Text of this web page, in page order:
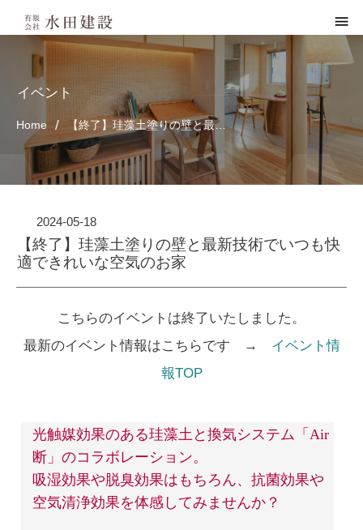
イベント
Home / 【終了】珪藻土塗りの壁と最新技術でいつも快適できれいな空気のお家
2024-05-18
【終了】珪藻土塗りの壁と最新技術でいつも快
適できれいな空気のお家
こちらのイベントは終了いたしました。
最新のイベント情報はこちらです → イベント情
報TOP
光触媒効果のある珪藻土と換気システム「Air
断」のコラボレーション。
吸湿効果や脱臭効果はもちろん、抗菌効果や
空気清浄効果を体感してみませんか？